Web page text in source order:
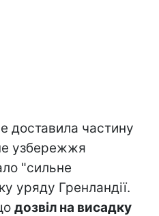
доставила частину
узбережжя
"сильне
уряду Гренландії.
дозвіл на висадку